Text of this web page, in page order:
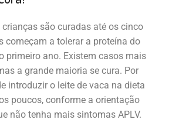
são curadas até os cinco
começam a tolerar a proteína do
primeiro ano. Existem casos mais
a grande maioria se cura. Por
introduzir o leite de vaca na dieta
poucos, conforme a orientação
não tenha mais sintomas APLV.